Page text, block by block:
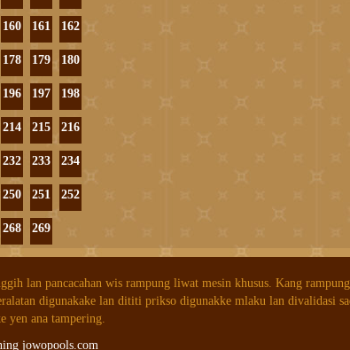
160 161 162
178 179 180
196 197 198
214 215 216
232 233 234
250 251 252
268 269
lan pancacahan wis rampung liwat mesin khusus. Kang
digunakake lan dititi prikso digunakke mlaku lan divalidasi
yen ana tampering.
jowopools.com